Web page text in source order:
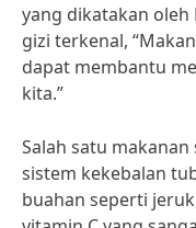
yang dikatakan oleh
gizi terkenal,
dapat membantu
kita.”
Salah satu
sistem kekebalan
buahan seperti